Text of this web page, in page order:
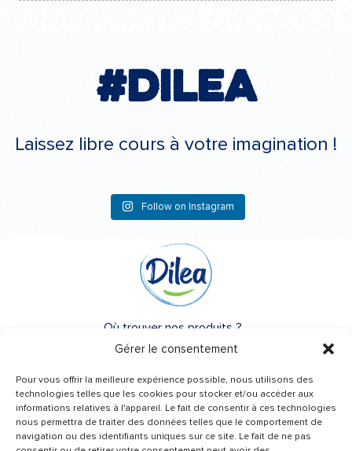
Gérer le consentement
Pour vous offrir la meilleure expérience possible, nous utilisons des
technologies telles que les cookies pour stocker et/ou accéder aux
informations relatives à l'appareil. Le fait de consentir à ces technologies
nous permettra de traiter des données telles que le comportement de
navigation ou des identifiants uniques sur ce site. Le fait de ne pas
#Dilea
Laissez libre cours à votre imagination !
Follow on Instagram
Besoin d’un conseil ?
Où trouver nos produits ?
FAQ